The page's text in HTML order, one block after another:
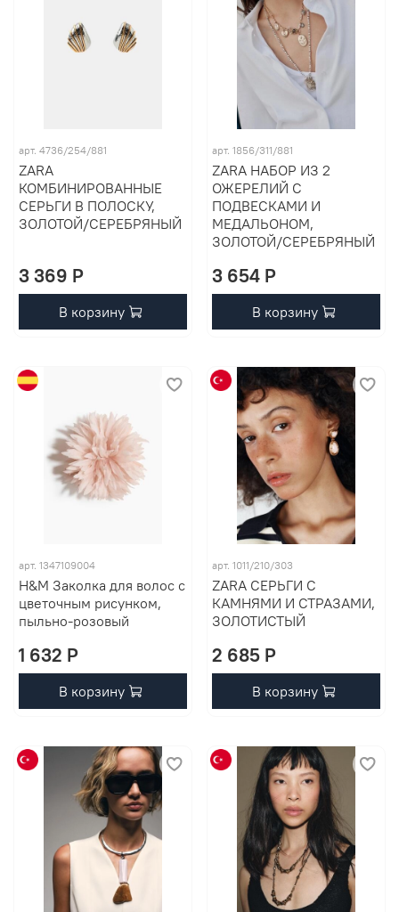
арт. 4736/254/881
ZARA
КОМБИНИРОВАННЫЕ
СЕРЬГИ В ПОЛОСКУ,
ЗОЛОТОЙ/СЕРЕБРЯНЫЙ
3 369 P
В корзину
арт. 1856/311/881
ZARA НАБОР ИЗ 2
ОЖЕРЕЛИЙ С
ПОДВЕСКАМИ И
МЕДАЛЬОНОМ,
ЗОЛОТОЙ/СЕРЕБРЯНЫЙ
3 654 P
В корзину
арт. 1347109004
H&M Заколка для волос с
цветочным рисунком,
пыльно-розовый
1 632 P
В корзину
арт. 1011/210/303
ZARA СЕРЬГИ С
КАМНЯМИ И СТРАЗАМИ,
ЗОЛОТИСТЫЙ
2 685 P
В корзину